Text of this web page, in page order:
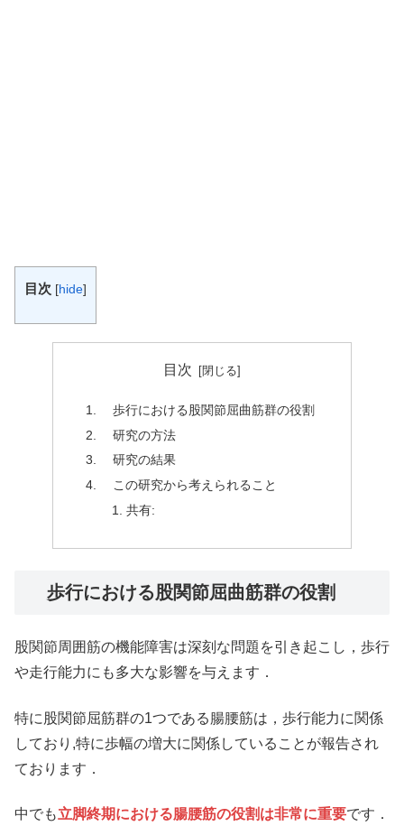
目次 [hide]
目次
歩行における股関節屈曲筋群の役割
研究の方法
研究の結果
この研究から考えられること
共有:
歩行における股関節屈曲筋群の役割
股関節周囲筋の機能障害は深刻な問題を引き起こし，歩行
や走行能力にも多大な影響を与えます．
特に股関節屈筋群の1つである腸腰筋は，歩行能力に関係
しており,特に歩幅の増大に関係していることが報告され
ております．
中でも立脚終期における腸腰筋の役割は非常に重要です．